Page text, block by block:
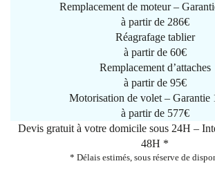
Remplacement de moteur –
à partir de 286€
Réagrafage tablier
à partir de 60€
Remplacement d’attaches
à partir de 95€
Motorisation de volet – Garantie
à partir de 577€
Devis gratuit à votre domicile sous 24H –
48H *
* Délais estimés, sous réserve de